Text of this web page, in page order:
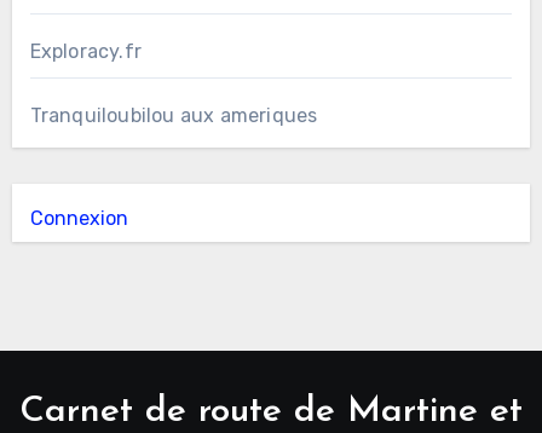
Exploracy.fr
Tranquiloubilou aux ameriques
Connexion
Carnet de route de Martine et